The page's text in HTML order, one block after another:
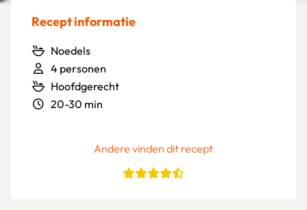
Recept informatie
Noedels
4 personen
Hoofdgerecht
20-30 min
Andere vinden dit recept